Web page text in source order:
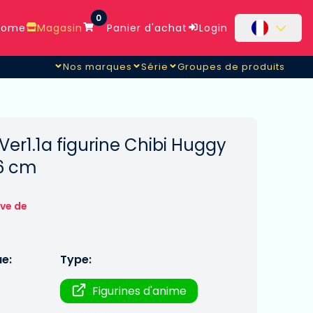
Magasin
0
Panier d'achat Login
Nos marques Série Groupes de produits
figurine Chibi Huggy
cm
de
Type:
Figurines d'anime